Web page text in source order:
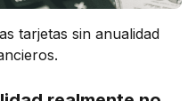
tarjetas sin anualidad